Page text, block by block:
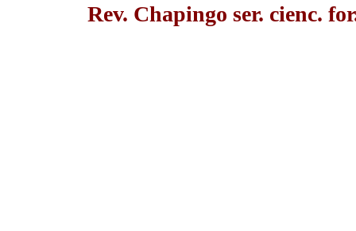
Rev. Chapingo ser. cienc.